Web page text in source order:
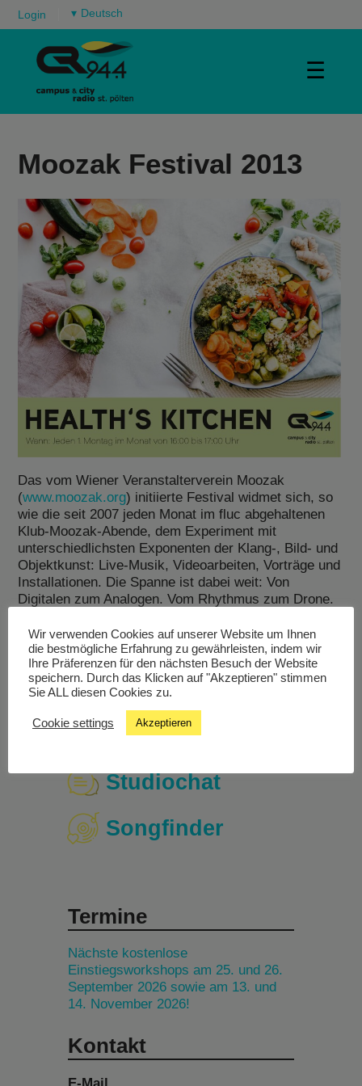
Login ▾
☰
Moozak Festival 2013
Das vom Wiener Veranstalterverein Moozak
(www.moozak.org) initiierte Festival widmet sich, so
wie die seit 2007 jeden Monat im fluc abgehaltenen
Klub-Moozak-Abende, dem Experiment mit
unterschiedlichsten Exponenten der Klang-, Bild- und
Objektkunst: Live-Musik, Videoarbeiten, Vorträge und
Installationen. Die Spanne ist dabei weit: Von
Digitalen zum Analogen. Vom Rhythmus zum Drone.
Livestream
Studiochat
Songfinder
Termine
Nächste kostenlose
Einstiegsworkshops am 25. und 26.
September 2026 sowie am 13. und
14. November 2026!
Kontakt
E-Mail
Wir verwenden Cookies auf unserer Website um Ihnen
die bestmögliche Erfahrung zu gewährleisten, indem wir
Ihre Präferenzen für den nächsten Besuch der Website
speichern. Durch das Klicken auf "Akzeptieren" stimmen
Sie ALL diesen Cookies zu.
Cookie settings Akzeptieren